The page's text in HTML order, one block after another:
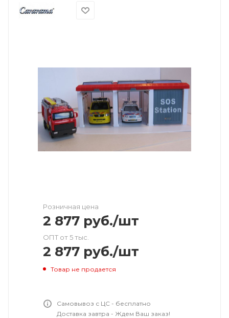
Розничная цена
2 877 руб./шт
ОПТ от 5 тыс.
2 877 руб./шт
Товар не продается
Самовывоз с ЦС - бесплатно
Доставка завтра - Ждем Ваш заказ!